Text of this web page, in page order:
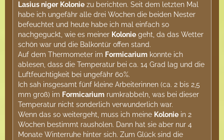
Lasius niger Kolonie zu berichten. Seit dem letzten Mal
habe ich ungefähr alle drei Wochen die beiden Nester
befeuchtet und heute habe ich mal einfach so
nachgeguckt, wie es meiner Kolonie geht, da das Wetter
schön war und die Balkontür offen stand.
Auf dem Thermometer im Formicarium konnte ich
ablesen, dass die Temperatur bei ca. 14 Grad lag und die
Luftfeuchtigkeit bei ungefähr 60%.
Ich sah insgesamt fünf kleine Arbeiterinnen (ca. 2 bis 2,5
mm groß) im Formicarium rumkrabbeln, was bei dieser
Temperatur nicht sonderlich verwunderlich war.
Wenn das so weitergeht, muss ich meine Kolonie in 2
Wochen bestimmt rausholen. Dann hat sie aber nur 4
Monate Winterruhe hinter sich. Zum Glück sind die